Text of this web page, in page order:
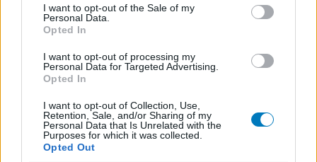
I want to opt-out of the Sale of my
Personal Data.
Opted In
I want to opt-out of processing my
Personal Data for Targeted Advertising.
Opted In
I want to opt-out of Collection, Use,
Retention, Sale, and/or Sharing of my
Personal Data that Is Unrelated with the
Purposes for which it was collected.
Opted Out
Epilepsie
Furabid (735)
Mirtazapine (731)
Depressie - antidepressiva overig
Amitriptyline (699)
Depressie - antidepressiva TCA
Efexor (665)
Depressie - antidepressiva overig